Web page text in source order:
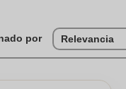
por Relevancia